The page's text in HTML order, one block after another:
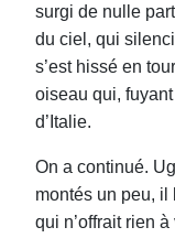
surgi de nulle
du ciel, qui
s’est hissé en
oiseau qui, fuyant
d’Italie.
On a continué.
montés un peu,
qui n’offrait rien à